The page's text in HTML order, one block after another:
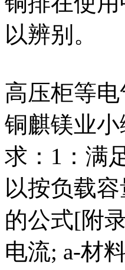
以辨别。
高压柜等
铜麒镁业
求：1：满
以按负载
的公式[附
电流; a-材